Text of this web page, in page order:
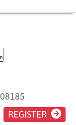
REGISTER